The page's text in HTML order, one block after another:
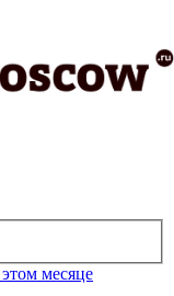
месяце